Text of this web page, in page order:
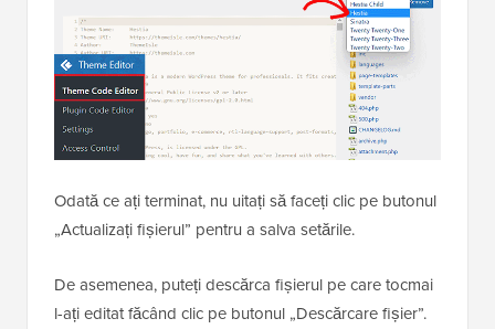
Odată ce ați terminat, nu uitați să faceți clic pe butonul
„Actualizați fișierul” pentru a salva setările.
De asemenea, puteți descărca fișierul pe care tocmai
l-ați editat făcând clic pe butonul „Descărcare fișier”.